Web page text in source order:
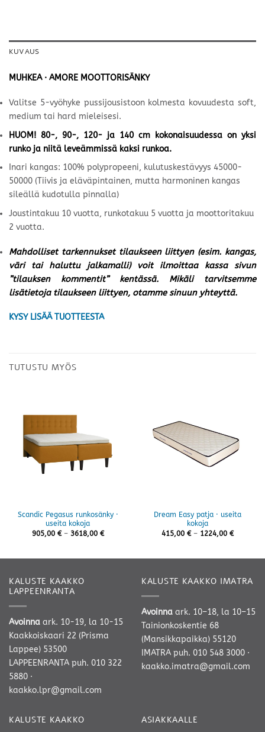
KUVAUS
MUHKEA · AMORE MOOTTORISÄNKY
Valitse 5-vyöhyke pussijousistoon kolmesta kovuudesta soft,
medium tai hard mieleisesi.
HUOM! 80-, 90-, 120- ja 140 cm kokonaisuudessa on yksi
runko ja niitä leveämmissä kaksi runkoa.
Inari kangas: 100% polypropeeni, kulutuskestävyys 45000-
50000 (Tiivis ja eläväpintainen, mutta harmoninen kangas
sileällä kudotulla pinnalla)
Joustintakuu 10 vuotta, runkotakuu 5 vuotta ja moottoritakuu
2 vuotta.
Mahdolliset tarkennukset tilaukseen liittyen (esim. kangas,
väri tai haluttu jalkamalli) voit ilmoittaa kassa sivun
”tilauksen kommentit” kentässä. Mikäli tarvitsemme
lisätietoja tilaukseen liittyen, otamme sinuun yhteyttä.
KYSY LISÄÄ TUOTTEESTA
TUTUSTU MYÖS
Scandic Pegasus runkosänky ·
useita kokoja
905,00 € – 3618,00 €Hintaluokka:
Dream Easy patja · useita
kokoja
415,00 € – 1224,00 €
KALUSTE KAAKKO
LAPPEENRANTA
Avoinna ark. 10-19, la 10-15
Kaakkoiskaari 22 (Prisma
Lappee) 53500
LAPPEENRANTA puh. 010 322
5880 ·
kaakko.lpr@gmail.com
KALUSTE KAAKKO IMATRA
Avoinna ark. 10–18, la 10–15
Tainionkoskentie 68
(Mansikkapaikka) 55120
IMATRA puh. 010 548 3000 ·
kaakko.imatra@gmail.com
KALUSTE KAAKKO ASIAKKAALLE